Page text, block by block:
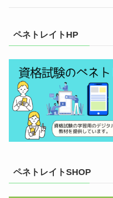
ペネトレイトHP
ペネトレイトSHOP